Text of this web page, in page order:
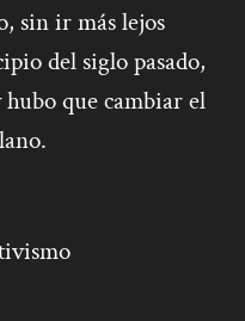
sin ir más lejos
del siglo pasado,
hubo que cambiar el